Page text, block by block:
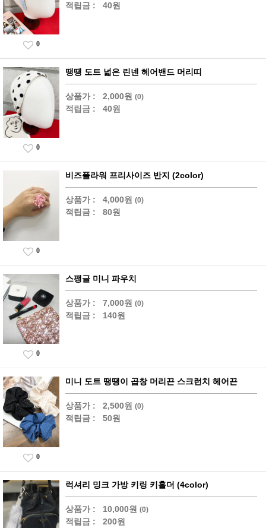
적립금 : 40원
0
땡땡 도트 넓은 린넨 헤어밴드 머리띠
상품가 : 2,000원 (0)
적립금 : 40원
0
비즈플라워 프리사이즈 반지 (2color)
상품가 : 4,000원 (0)
적립금 : 80원
0
스팽글 미니 파우치
상품가 : 7,000원 (0)
적립금 : 140원
0
미니 도트 땡땡이 곱창 머리끈 스크런치 헤어끈
상품가 : 2,500원 (0)
적립금 : 50원
0
럭셔리 밍크 가방 키링 키홀더 (4color)
상품가 : 10,000원 (0)
적립금 : 200원